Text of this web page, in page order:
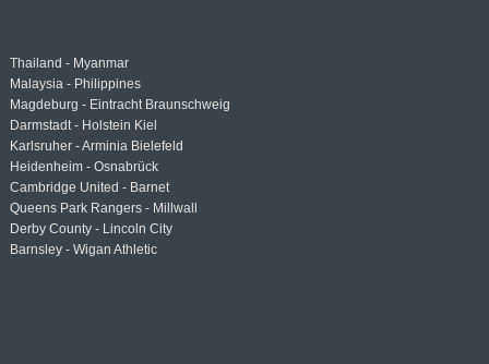
Thailand - Myanmar
Malaysia - Philippines
Magdeburg - Eintracht Braunschweig
Darmstadt - Holstein Kiel
Karlsruher - Arminia Bielefeld
Heidenheim - Osnabrück
Cambridge United - Barnet
Queens Park Rangers - Millwall
Derby County - Lincoln City
Barnsley - Wigan Athletic